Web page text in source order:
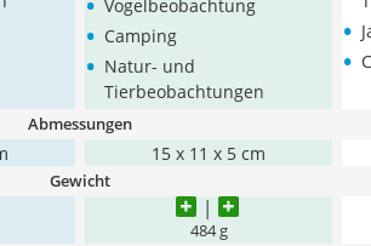
Vogelbeobachtung
• Camping
• Natur- und
Tierbeobachtungen
•
•
Abmessungen
15 x 11 x 5 cm
Gewicht
484 g